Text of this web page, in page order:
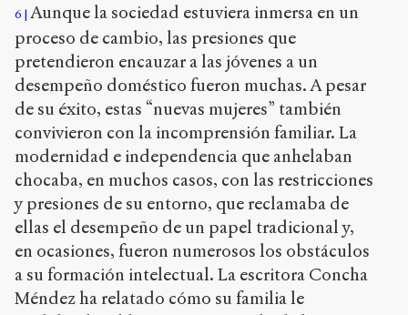
6
Aunque la sociedad estuviera inmersa en un
proceso de cambio, las presiones que
pretendieron encauzar a las jóvenes a un
desempeño doméstico fueron muchas. A pesar
de su éxito, estas “nuevas mujeres” también
convivieron con la incomprensión familiar. La
modernidad e independencia que anhelaban
chocaba, en muchos casos, con las restricciones
y presiones de su entorno, que reclamaba de
ellas el desempeño de un papel tradicional y,
en ocasiones, fueron numerosos los obstáculos
a su formación intelectual. La escritora Concha
Méndez ha relatado cómo su familia le